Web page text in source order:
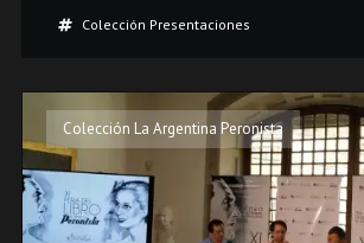
Colección Presentaciones
Colección La Argentina Peronista